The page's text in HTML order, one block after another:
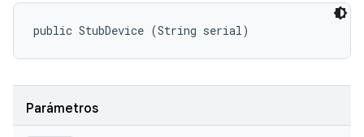
public StubDevice (String serial)
Parámetros